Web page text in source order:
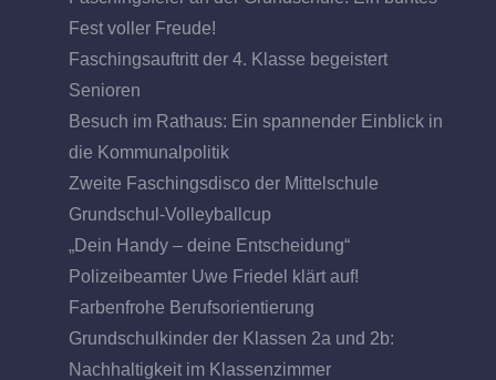
Fest voller Freude!
Faschingsauftritt der 4. Klasse begeistert
Senioren
Besuch im Rathaus: Ein spannender Einblick in
die Kommunalpolitik
Zweite Faschingsdisco der Mittelschule
Grundschul-Volleyballcup
„Dein Handy – deine Entscheidung“
Polizeibeamter Uwe Friedel klärt auf!
Farbenfrohe Berufsorientierung
Grundschulkinder der Klassen 2a und 2b:
Nachhaltigkeit im Klassenzimmer